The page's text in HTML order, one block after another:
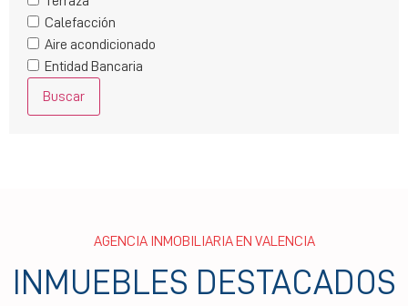
Calefacción
Aire acondicionado
Entidad Bancaria
Buscar
AGENCIA INMOBILIARIA EN VALENCIA
INMUEBLES DESTACADOS